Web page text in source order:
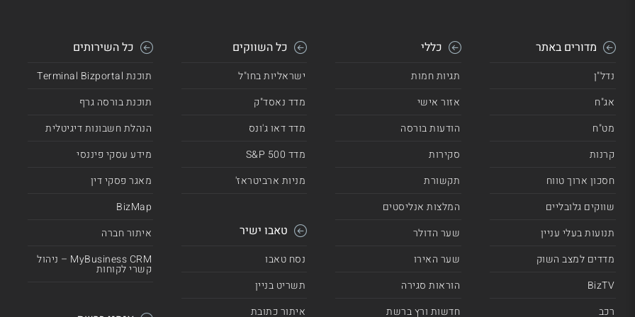
מדורים באתר
נדל"ן
אג"ח
מט"ח
קרנות
חסכון ארוך טווח
שווקים גלובליים
תנועות בעלי עניין
מדדים למצב השוק
BizTV
רכב
כללי
תגיות חמות
אזור אישי
הודעות בורסה
סקירות
תקשורת
המלצות אנליסטים
שער הדולר
שער האירו
הוראות סגירה
חדשות ורץ ברשת
כל השווקים
ישראליות בחו"ל
מדד נאסד"ק
מדד דאו ג'ונס
מדד 500 S&P
מניות ארביטראז'
טאבו ישיר
נסח טאבו
תשריט בניין
איתור כתובת
כל השירותים
תוכנת Terminal Bizportal
תוכנת בורסה גרף
הנהלת חשבונות דיגיטלית
מידע עסקי פיננסי
מאגר פסקי דין
BizMap
איתור חברה
MyBusiness CRM – ניהול
קשרי לקוחות